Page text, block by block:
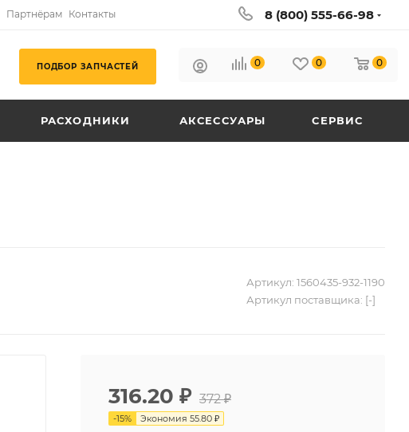
Партнёрам Контакты 8 (800) 555-66-98
ПОДБОР ЗАПЧАСТЕЙ 0 0 0
РАСХОДНИКИ АКСЕССУАРЫ СЕРВИС
Артикул: 1560435-932-1190
Артикул поставщика: [-]
316.20 ₽ 372 ₽
-15% Экономия 55.80 ₽